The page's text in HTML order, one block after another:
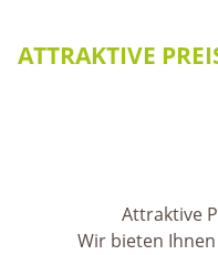
ATTRAKTIVE
Attraktive
Wir bieten